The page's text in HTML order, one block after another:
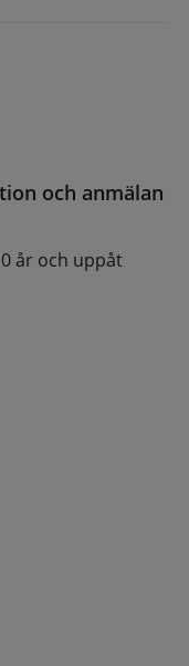
och anmälan
år och uppåt